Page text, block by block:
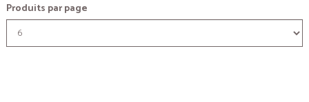
Produits par page